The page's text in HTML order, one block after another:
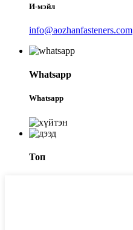
И-мэйл
info@aozhanfasteners.com
Whatsapp
Whatsapp
Топ